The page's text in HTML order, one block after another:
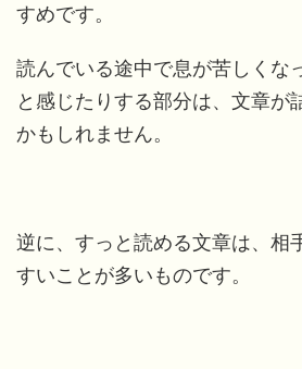
すめです。
読んでいる途中で息が苦しくな
と感じたりする部分は、文章が
かもしれません。
逆に、すっと読める文章は、相
すいことが多いものです。